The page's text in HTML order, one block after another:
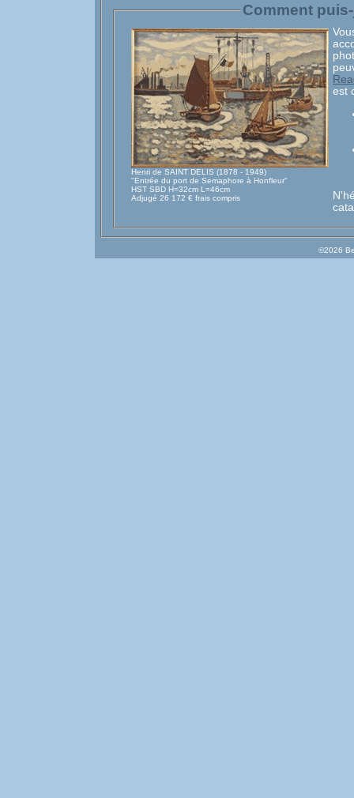
Comment
Henri de SAINT DELIS (1878 - 1949)
"Entrée du port de Semaphore à Honfleur"
HST SBD H=32cm L=46cm
Adjugé 26 172 € frais compris
photos. Les catalogues
est
©2026